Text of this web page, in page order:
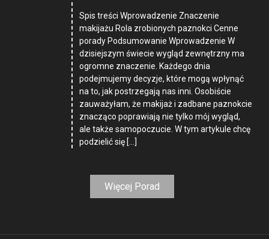
Spis treści Wprowadzenie Znaczenie
makijażu Rola zrobionych paznokci Cenne
porady Podsumowanie Wprowadzenie W
dzisiejszym świecie wygląd zewnętrzny ma
ogromne znaczenie. Każdego dnia
podejmujemy decyzje, które mogą wpłynąć
na to, jak postrzegają nas inni. Osobiście
zauważyłam, że makijaż i zadbane paznokcie
znacząco poprawiają nie tylko mój wygląd,
ale także samopoczucie. W tym artykule chcę
podzielić się […]
Więcej Porad